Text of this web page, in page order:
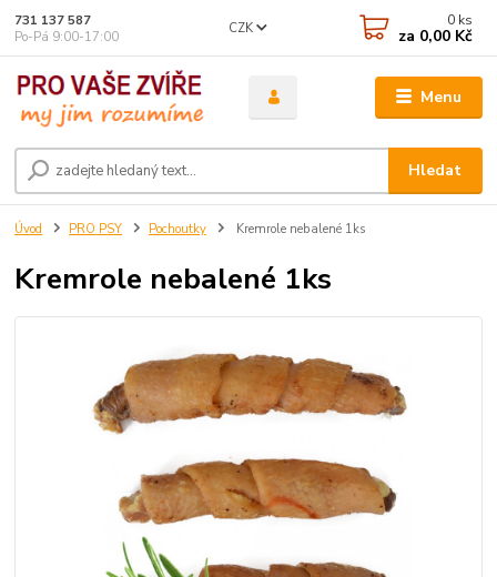
Menu
CZK
Hledat
731 137 587
Po-Pá 9:00-17:00
0 ks
za 0,00 Kč
Úvod PRO PSY Pochoutky Kremrole nebalené 1ks
Kremrole nebalené 1ks